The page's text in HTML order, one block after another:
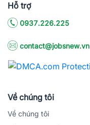
Hỗ trợ
0937.226.225
contact@jobsnew.vn
Về chúng tôi
Về chúng tôi